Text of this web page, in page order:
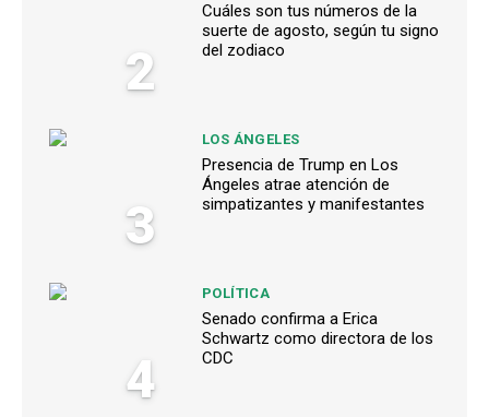
2
Cuáles son tus números de la
suerte de agosto, según tu signo
del zodiaco
3
LOS ÁNGELES
Presencia de Trump en Los
Ángeles atrae atención de
simpatizantes y manifestantes
4
POLÍTICA
Senado confirma a Erica
Schwartz como directora de los
CDC